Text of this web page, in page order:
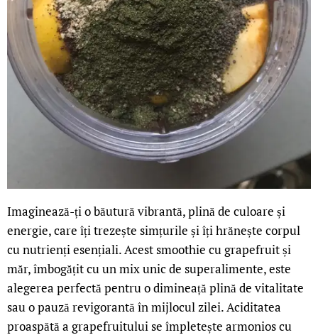
Imaginează-ți o băutură vibrantă, plină de culoare și
energie, care îți trezește simțurile și îți hrănește corpul
cu nutrienți esențiali. Acest smoothie cu grapefruit și
măr, îmbogățit cu un mix unic de superalimente, este
alegerea perfectă pentru o dimineață plină de vitalitate
sau o pauză revigorantă în mijlocul zilei. Aciditatea
proaspătă a grapefruitului se împletește armonios cu